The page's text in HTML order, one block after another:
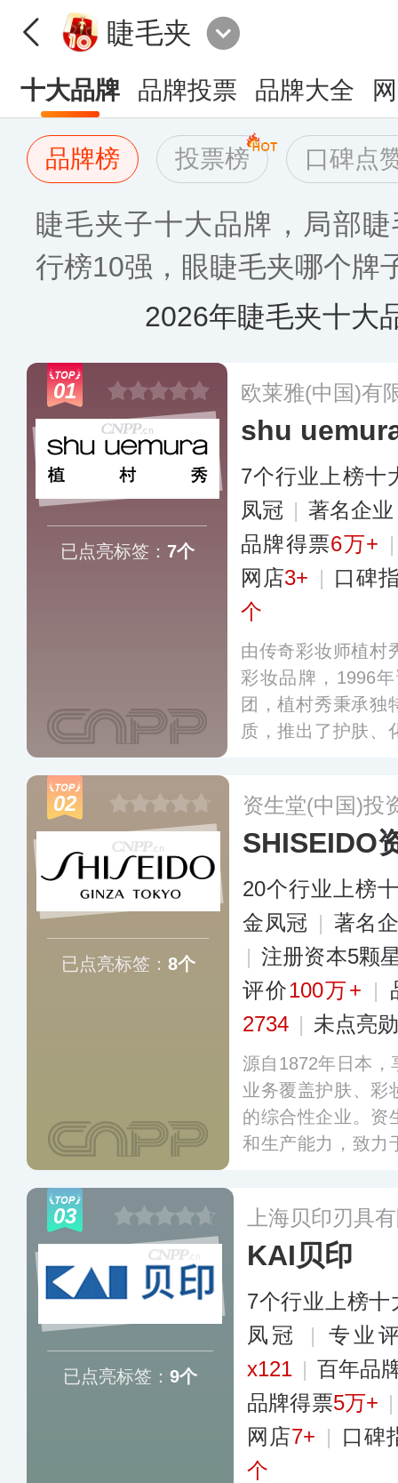
睫毛夹
十大品牌 品牌投票 品牌大全
品牌榜 投票榜 口碑点
睫毛夹子十大品牌，局部
行榜10强，眼睫毛夹哪个牌
2026年睫毛夹十大
01
已点亮标签： 7个
欧莱雅(中国)有
shu
7个行业上榜十
凤冠 | 著名企
品牌得票6万+
网店3+ | 口碑
个
由传奇彩妆师植村
彩妆品牌，1996
团，植村秀秉承独
质，推出了护肤、
油、粉底刷、睫毛
02
已点亮标签： 8个
资生堂(中国)投
SHISEIDO
20个行业上榜
金凤冠 | 著名
| 注册资本5颗
评价100万+ |
2734 | 未点亮
源自1872年日本，
业务覆盖护肤、彩
的综合性企业。资
和生产能力，致力
区。更多
03
已点亮标签： 9个
上海贝印刃具
KAI贝印
7个行业上榜十
凤冠
|
专业
x121 | 百年品
品牌得票5万+
网店7+ | 口碑
个